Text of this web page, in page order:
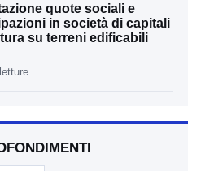
quote sociali e
in società di capitali
su terreni edificabili